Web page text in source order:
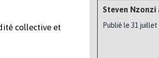
collective et
Steven Nzonzi
Publié le 31 juillet